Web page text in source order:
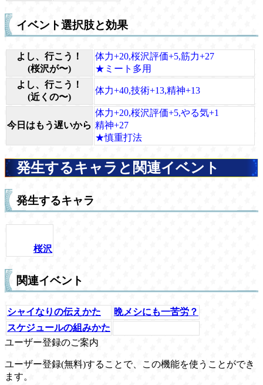
イベント選択肢と効果
よし、行こう！
(桜沢が〜)
体力+20,桜沢評価+5,筋力+27
★ミート多用
よし、行こう！
(近くの〜)
体力+40,技術+13,精神+13
今日はもう遅いから
体力+20,桜沢評価+5,やる気+1
精神+27
★慎重打法
発生するキャラと関連イベント
発生するキャラ
桜沢
関連イベント
シャイなりの伝えかた
晩メシにも一苦労？
スケジュールの組みかた
ユーザー登録のご案内
ユーザー登録(無料)することで、この機能を使うことができ
ます。